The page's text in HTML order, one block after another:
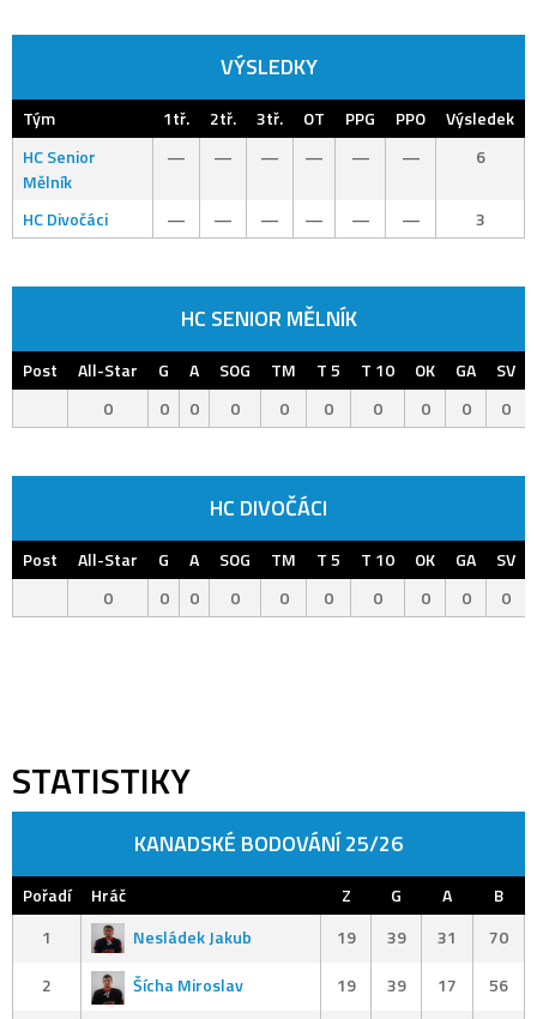
VÝSLEDKY
Tým 1tř. 2tř. 3tř. OT PPG PPO
Výsledek
HC Senior
Mělník
— — — — — — 6
HC Divočáci — — — — — — 3
HC SENIOR MĚLNÍK
Post All-Star G A SOG TM T 5 T 10 OK GA
SV
0
0 0 0 0 0 0 0 0 0
HC DIVOČÁCI
Post All-Star G A SOG TM T 5 T 10 OK GA
SV
0
0 0 0 0 0 0 0 0 0
STATISTIKY
KANADSKÉ BODOVÁNÍ 25/26
Pořadí Hráč Z G A
B
1
Nesládek Jakub 19 39 31
70
2
Šícha Miroslav 19 39 17
56